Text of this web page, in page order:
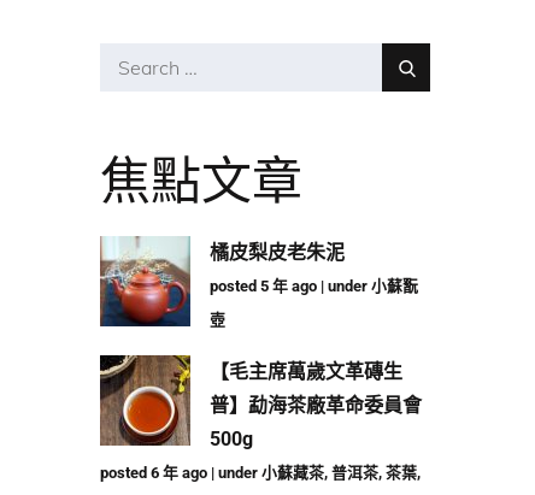
Search
Search
焦點文章
橘皮梨皮老朱泥
posted 5 年 ago |under小蘇翫
壺
【毛主席萬歲文革磚生
普】勐海茶廠革命委員會
500g
posted 6 年 ago |under小蘇藏茶,普洱茶,茶葉,